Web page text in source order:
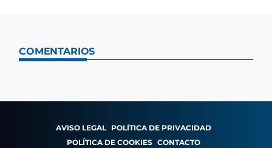
COMENTARIOS
AVISO LEGAL POLÍTICA DE PRIVACIDAD
POLÍTICA DE COOKIES CONTACTO